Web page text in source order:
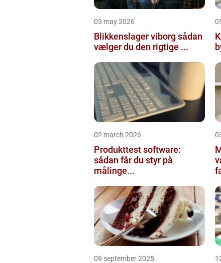
03 may 2026
Blikkenslager viborg sådan
vælger du den rigtige ...
02 march 2026
Produkttest software:
sådan får du styr på
målinge...
09 september 2025